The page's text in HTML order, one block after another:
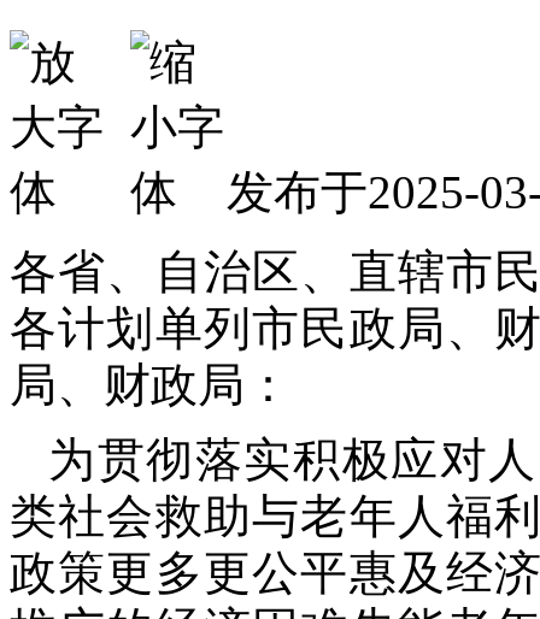
发布于2025-
各省、自治区、直辖市
各计划单列市民政局、
局、财政局：
为贯彻落实积极应对
类社会救助与老年人福
政策更多更公平惠及经